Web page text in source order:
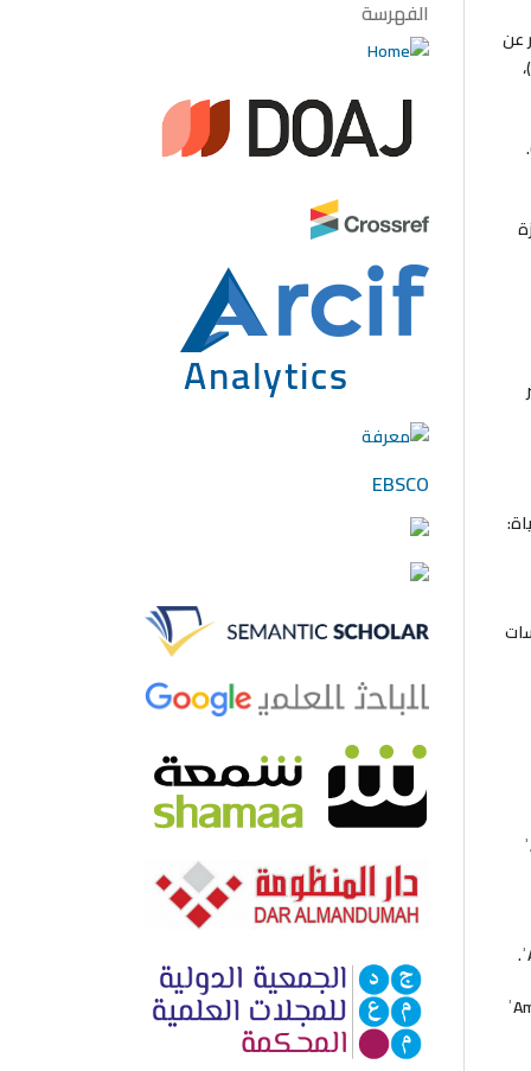
عن
منظمة الصحة العالمية على عينات من البيئة الجزائرية، مجلة العلوم الاجتماعية، (31)،
ملك، والحمدان، نادية. (2016).
الفهرسة
EBSCO